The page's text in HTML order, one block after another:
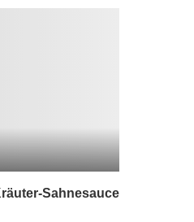
Sahnesauce